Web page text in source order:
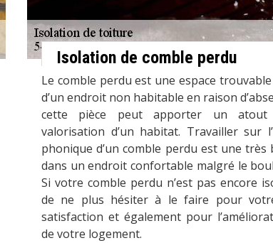
Isolation de comble perdu
Le comble perdu est une espace
d’un endroit non habitable en raison
cette pièce peut apporter un atout
valorisation d’un habitat. Travailler sur
phonique d’un comble perdu est une
dans un endroit confortable malgré le
Si votre comble perdu n’est pas encore
de ne plus hésiter à le faire pour
satisfaction et également pour
de votre logement.